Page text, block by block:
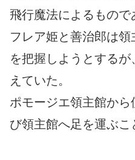
飛行魔法によるもので
フレア姫と善治郎は
を把握しようとする
えていた。
ポモージエ領主館か
び領主館へ足を運ぶこ